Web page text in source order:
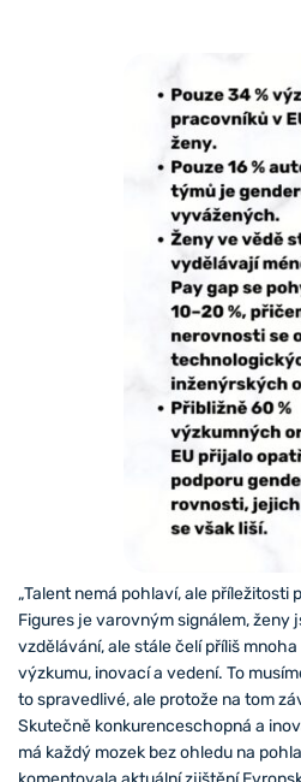
„Talent nemá pohlaví, ale příležitosti
Figures je varovným signálem, ženy
vzdělávání, ale stále čelí příliš
výzkumu, inovací a vedení. To
to spravedlivé, ale protože na tom
Skutečně konkurenceschopná a
má každý mozek bez ohledu na